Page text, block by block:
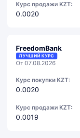
Курс продажи KZT:
0.0020
FreedomBank
ЛУЧШИЙ КУРС
От 07.08.2026
Курс покупки KZT:
0.0020
Курс продажи KZT:
0.0019